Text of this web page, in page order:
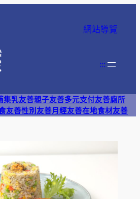
網站導覽
:::
集乳友善親子友善多元支付友善廁所
友善性別友善月經友善在地食材友善